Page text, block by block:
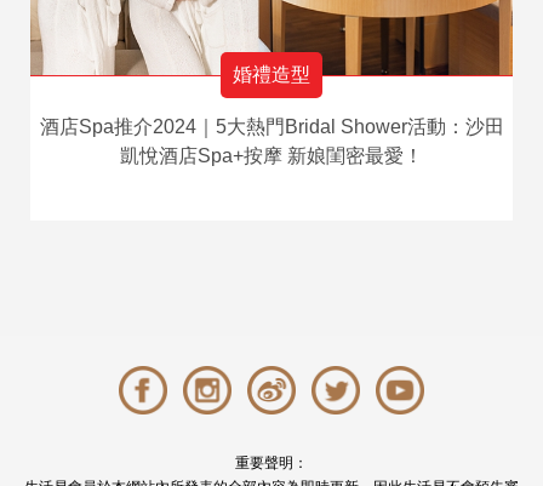
婚禮造型
酒店Spa推介2024｜5大熱門Bridal Shower活動：沙田
凱悅酒店Spa+按摩 新娘閨密最愛！
重要聲明：